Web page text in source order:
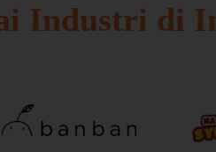
Industri di